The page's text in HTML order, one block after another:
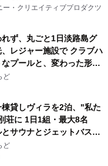
ョン サウナイキタイコラ
売決定！
ー・クリエイティブプロダクツ
ず、丸ごと1日淡路島グ
レジャー施設で クラブハ
プールと、変わった形の
THE BOXY AWAJI」のお
連泊プランで
ど
貸しヴィラを2泊、"私た
荘に 1日1組・最大8名
サウナとジェットバス付
Temps AWAJIの連泊
ど